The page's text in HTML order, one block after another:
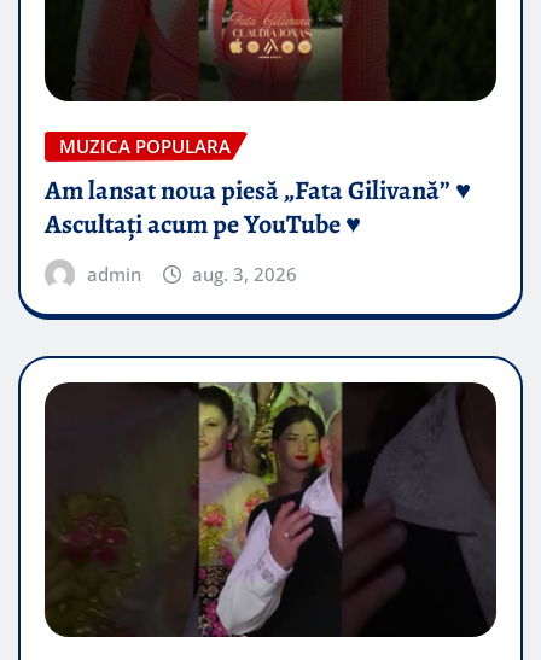
MUZICA POPULARA
Am lansat noua piesă „Fata Gilivană” ♥️
Ascultați acum pe YouTube ♥️
admin aug. 3, 2026